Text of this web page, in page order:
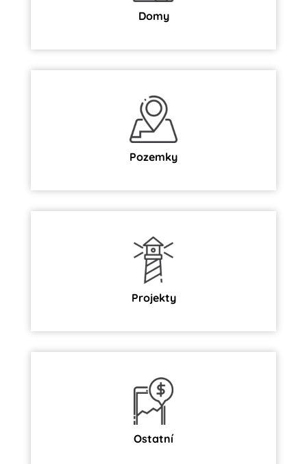
Domy
Pozemky
Projekty
Ostatní